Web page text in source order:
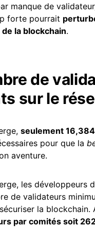
manque de
forte pourrait
la blockchain.
de
sur le
seulement
pour que la
aventure.
les développeurs
de validateurs
la blockchain.
par comités soit